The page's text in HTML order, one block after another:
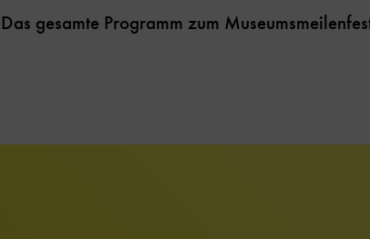
Das gesamte Programm zum